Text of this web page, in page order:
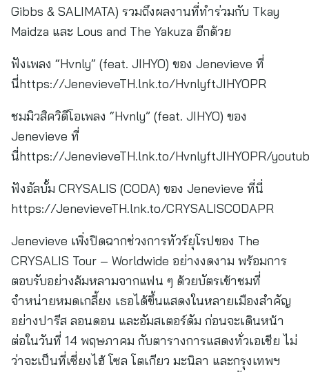
Gibbs & SALIMATA) รวมถึงผลงานที่ทำร่วมกับ Tkay
Maidza และ Lous and The Yakuza อีกด้วย
ฟังเพลง “Hvnly” (feat. JIHYO) ของ Jenevieve ที่
นี่https://JenevieveTH.lnk.to/HvnlyftJIHYOPR
ชมมิวสิควิดีโอเพลง “Hvnly” (feat. JIHYO) ของ
Jenevieve ที่
นี่https://JenevieveTH.lnk.to/HvnlyftJIHYOPR/
ฟังอัลบั้ม CRYSALIS (CODA) ของ Jenevieve ที่นี่
https://JenevieveTH.lnk.to/CRYSALISCODAPR
Jenevieve เพิ่งปิดฉากช่วงการทัวร์ยุโรปของ The
CRYSALIS Tour – Worldwide อย่างงดงาม พร้อมการ
ตอบรับอย่างล้มหลามจากแฟน ๆ ด้วยบัตรเข้าชมที่
จำหน่ายหมดเกลี้ยง เธอได้ขึ้นแสดงในหลายเมืองสำคัญ
อย่างปารีส ลอนดอน และอัมสเตอร์ดัม ก่อนจะเดินหน้า
ต่อในวันที่ 14 พฤษภาคม กับตารางการแสดงทั่วเอเชีย ไม่
ว่าจะเป็นที่เซี่ยงไฮ้ โซล โตเกียว มะนิลา และกรุงเทพฯ